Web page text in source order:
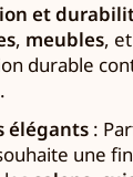
et
, meubles,
durable
élégants:
une